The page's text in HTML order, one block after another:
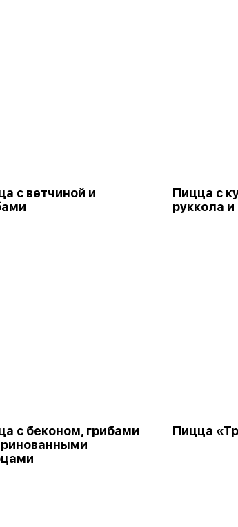
с ветчиной и
Пицца с
руккола
с беконом, грибами
Пицца